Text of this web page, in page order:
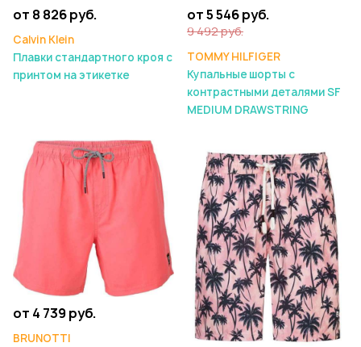
от 8 826 руб.
Calvin Klein
Плавки стандартного кроя с
принтом на этикетке
от 5 546 руб.
9 492 руб.
TOMMY HILFIGER
Купальные шорты с
контрастными деталями SF
MEDIUM DRAWSTRING
от 4 739 руб.
BRUNOTTI